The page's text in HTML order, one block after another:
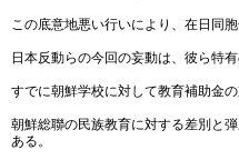
この底意地悪い行いにより、在日同
日本反動らの今回の妄動は、彼ら特
すでに朝鮮学校に対して教育補助金
朝鮮総聯の民族教育に対する差別と
ある。